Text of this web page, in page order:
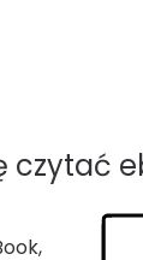
czytać